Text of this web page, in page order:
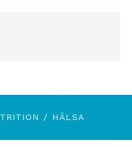
/ HÄLSA